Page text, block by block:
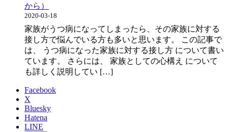
から）
2020-03-18
家族がうつ病になってしまったら、その家族に対する
接し方で悩んでいる方も多いと思います。 この記事で
は、 うつ病になった家族に対する接し方 について書い
ています。 さらには、 家族としての心構え について
も詳しく説明してい […]
Facebook
X
Bluesky
Hatena
LINE